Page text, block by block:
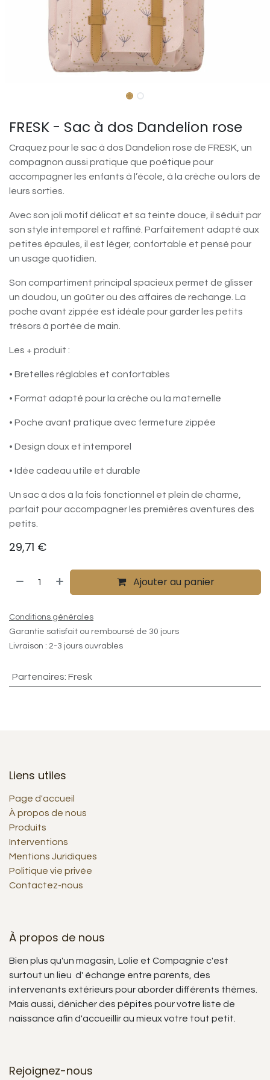
FRESK - Sac à dos Dandelion rose
Craquez pour le sac à dos Dandelion rose de FRESK, un
compagnon aussi pratique que poétique pour
accompagner les enfants à l’école, à la crèche ou lors de
leurs sorties.
Avec son joli motif délicat et sa teinte douce, il séduit par
son style intemporel et raffiné. Parfaitement adapté aux
petites épaules, il est léger, confortable et pensé pour
un usage quotidien.
Son compartiment principal spacieux permet de glisser
un doudou, un goûter ou des affaires de rechange. La
poche avant zippée est idéale pour garder les petits
trésors à portée de main.
Les + produit :
• Bretelles réglables et confortables
• Format adapté pour la crèche ou la maternelle
• Poche avant pratique avec fermeture zippée
• Design doux et intemporel
• Idée cadeau utile et durable
Un sac à dos à la fois fonctionnel et plein de charme,
parfait pour accompagner les premières aventures des
petits.
29,71 €
Ajouter au panier
Conditions générales
Garantie satisfait ou remboursé de 30 jours
Livraison : 2-3 jours ouvrables
Partenaires: Fresk
Liens utiles
Page d'accueil
À propos de nous
Produits
Interventions
Mentions Juridiques
Politique vie privée
Contactez-nous
À propos de nous
Bien plus qu'un magasin, Lolie et Compagnie c'est
surtout un lieu d' échange entre parents, des
intervenants extérieurs pour aborder différents thèmes.
Mais aussi, dénicher des pépites pour votre liste de
naissance afin d'accueillir au mieux votre tout petit.
Rejoignez-nous